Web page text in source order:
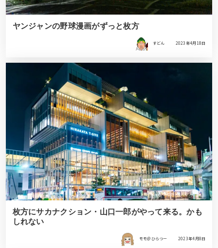
ヤンジャンの野球漫画がずっと枚方
すどん 2023年4月18日
枚方にサカナクション・山口一郎がやって来る。かも
しれない
モモ＠ひらつー 2023年4月8日